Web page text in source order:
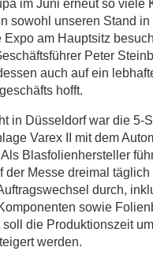
im Juni erneut so viele
sowohl unseren Stand
am Hauptsitz
Peter
auch auf ein
hofft.
in Düsseldorf war die 5-
Varex II mit dem
Blasfolienhersteller
der Messe dreimal
durch,
sowie
soll die Produktionszeit
werden.